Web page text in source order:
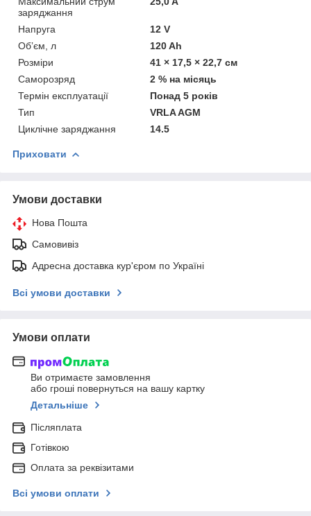
заряджання
Напруга
12 V
Обʼєм, л
120 Ah
Розміри
41 × 17,5 × 22,7 см
Саморозряд
2 % на місяць
Термін експлуатації
Понад 5 років
Тип
VRLA AGM
Циклічне заряджання
14.5
Приховати
Умови доставки
Нова Пошта
Самовивіз
Адресна доставка кур'єром по Україні
Всі умови доставки
Умови оплати
Ви отримаєте замовлення
або гроші повернуться на вашу картку
Детальніше
Післяплата
Готівкою
Оплата за реквізитами
Всі умови оплати